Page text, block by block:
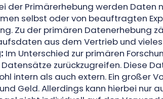
der Primärerhebung werden Daten
selbst oder von beauftragten
Zu der primären Datenerhebung
aus dem Vertrieb und
Im Unterschied zur primären
zurückzugreifen. Diese
intern als auch extern. Ein großer
Geld. Allerdings kann hierbei